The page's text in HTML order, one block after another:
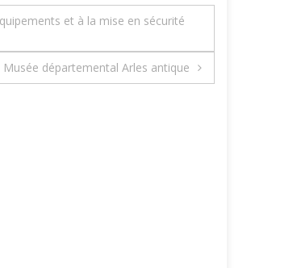
et à la mise en sécurité
départemental Arles antique